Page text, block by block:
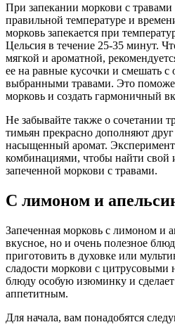
При запекании моркови с
правильной температуре и
морковь запекается при
Цельсия в течение 25-35 минут.
мягкой и ароматной,
ее на равные кусочки и смешать
выбранными травами. Это
морковь и создать гармоничный
Не забывайте также о сочетании
тимьян прекрасно дополняют друг
насыщенный аромат.
комбинациями, чтобы найти свой
запеченной моркови с травами.
С лимоном и
Запеченная морковь с лимоном и
вкусное, но и очень полезное
приготовить в духовке или
сладости моркови с цитрусовыми
блюду особую изюминку и
аппетитным.
Для начала, вам понадобятся